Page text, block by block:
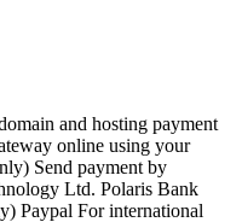
and hosting payment
online using your
Send payment by
Ltd. Polaris Bank
Paypal For international